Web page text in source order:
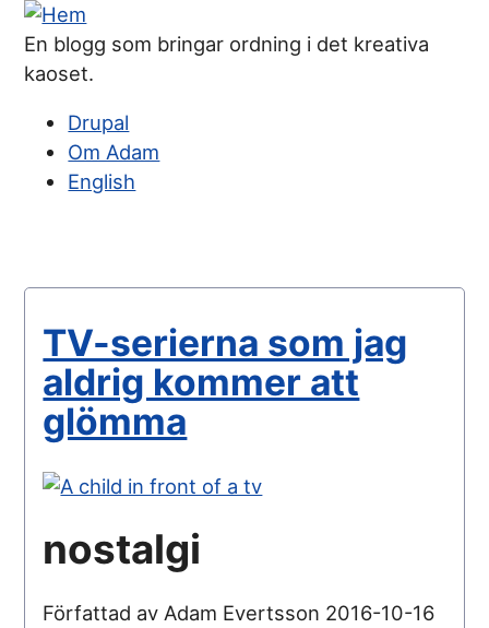
Hoppa
huvudinnehåll
En blogg som bringar ordning i det kreativa
kaoset.
Huvudmeny
Drupal
Om Adam
English
TV-serierna som jag
aldrig kommer att
glömma
nostalgi
Författad av Adam Evertsson 2016-10-16